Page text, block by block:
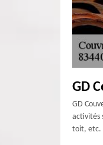
GD
GD
activités
toit, etc.